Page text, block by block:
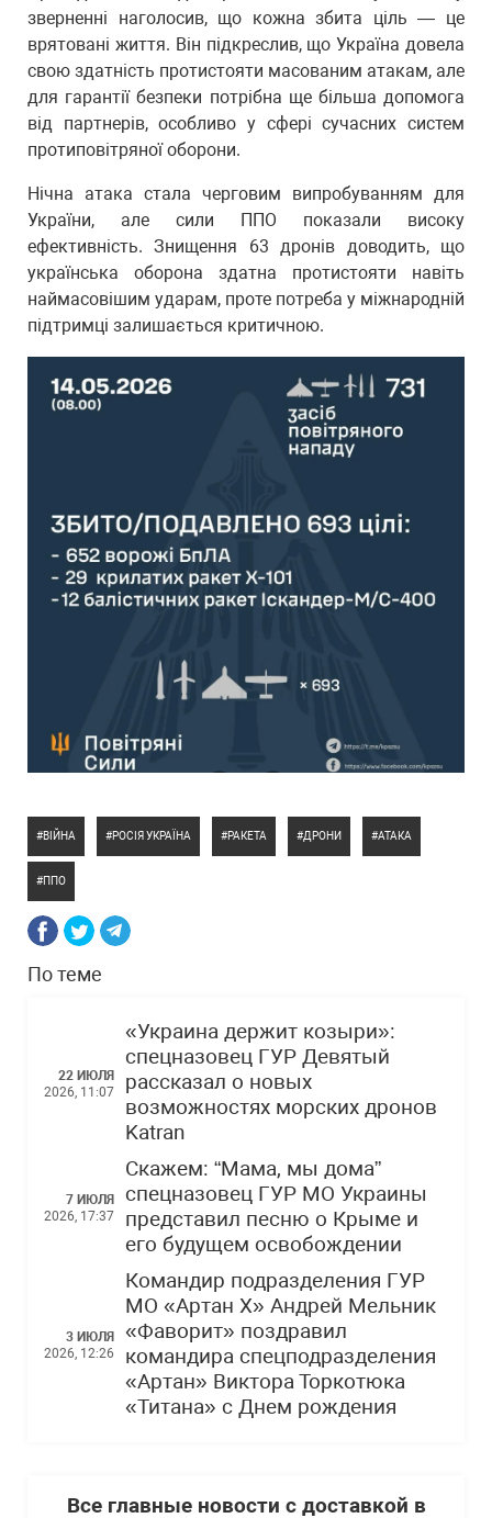
зверненні наголосив, що кожна збита ціль — це
врятовані життя. Він підкреслив, що Україна довела
свою здатність протистояти масованим атакам, але
для гарантії безпеки потрібна ще більша допомога
від партнерів, особливо у сфері сучасних систем
протиповітряної оборони.
Нічна атака стала черговим випробуванням для
України, але сили ППО показали високу
ефективність. Знищення 63 дронів доводить, що
українська оборона здатна протистояти навіть
наймасовішим ударам, проте потреба у міжнародній
підтримці залишається критичною.
ВІЙНА РОСІЯ УКРАЇНА РАКЕТА ДРОНИ АТАКА
ППО
По теме
22 ИЮЛЯ
2026, 11:07
«Украина держит козыри»:
спецназовец ГУР Девятый
рассказал о новых
возможностях морских дронов
Katran
7 ИЮЛЯ
2026, 17:37
Скажем: “Мама, мы дома”
спецназовец ГУР МО Украины
представил песню о Крыме и
его будущем освобождении
3 ИЮЛЯ
2026, 12:26
Командир подразделения ГУР
МО «Артан Х» Андрей Мельник
«Фаворит» поздравил
командира спецподразделения
«Артан» Виктора Торкотюка
«Титана» с Днем рождения
Все главные новости с доставкой в